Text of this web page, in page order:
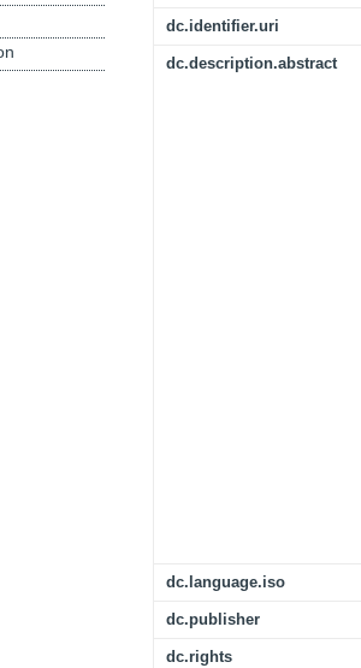
dc.identifier.uri
dc.description.abstract
dc.language.iso
dc.publisher
dc.rights